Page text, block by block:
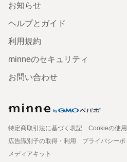
お知らせ
ヘルプとガイド
利用規約
minneのセキュリティ
お問い合わせ
特定商取引法に基づく表記
Cookieの使
広告識別子の取得・利用
プライバシーポ
メディアキット